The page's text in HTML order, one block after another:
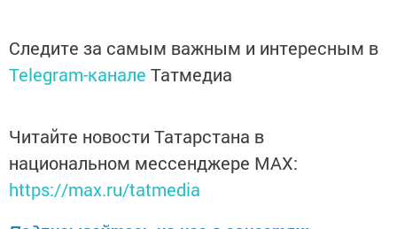
Следите за самым важным и интересным в
Telegram-канале Татмедиа
Читайте новости Татарстана в
национальном мессенджере MАХ:
https://max.ru/tatmedia